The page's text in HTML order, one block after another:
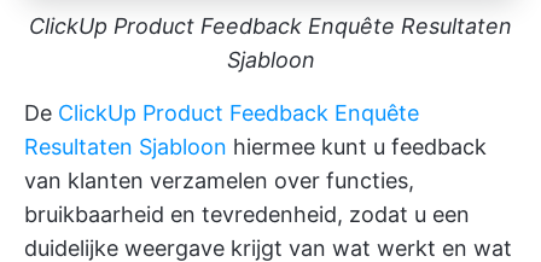
ClickUp Product Feedback Enquête Resultaten
Sjabloon
De ClickUp Product Feedback Enquête
Resultaten Sjabloon hiermee kunt u feedback
van klanten verzamelen over functies,
bruikbaarheid en tevredenheid, zodat u een
duidelijke weergave krijgt van wat werkt en wat